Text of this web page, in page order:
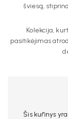
šviesą,
Kolekcija,
pasitikėjimas
Šis kūrinys